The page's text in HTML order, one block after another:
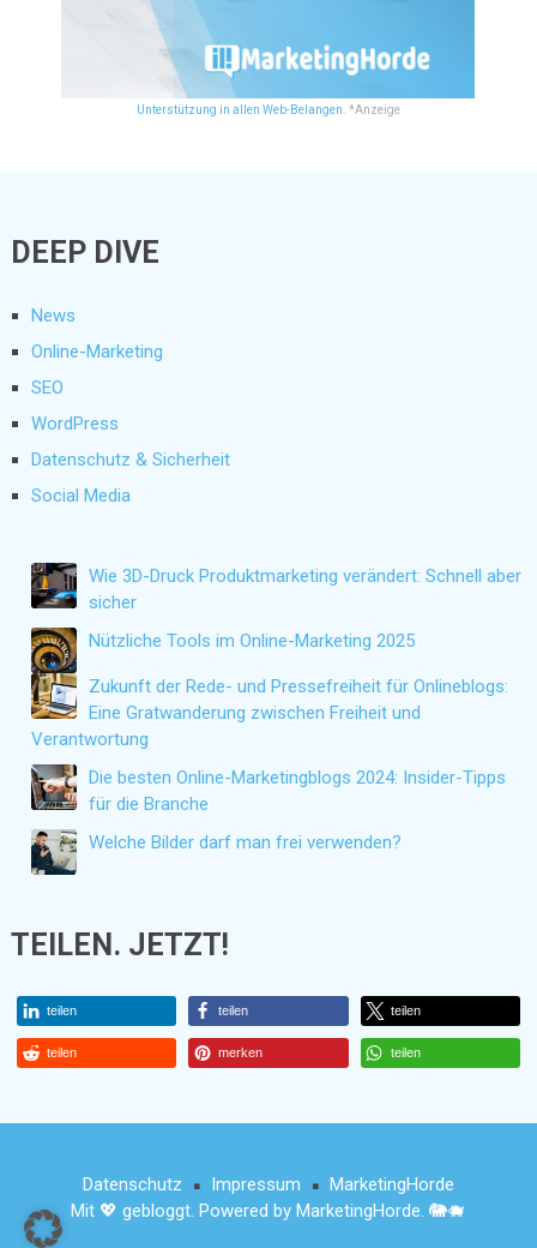
Unterstützung in allen Web-Belangen. *Anzeige
DEEP DIVE
News
Online-Marketing
SEO
WordPress
Datenschutz & Sicherheit
Social Media
Wie 3D-Druck Produktmarketing verändert: Schnell aber
sicher
Nützliche Tools im Online-Marketing 2025
Zukunft der Rede- und Pressefreiheit für Onlineblogs:
Eine Gratwanderung zwischen Freiheit und
Verantwortung
Die besten Online-Marketingblogs 2024: Insider-Tipps
für die Branche
Welche Bilder darf man frei verwenden?
TEILEN. JETZT!
teilen teilen teilen
teilen merken teilen
Datenschutz ■ Impressum ■ MarketingHorde